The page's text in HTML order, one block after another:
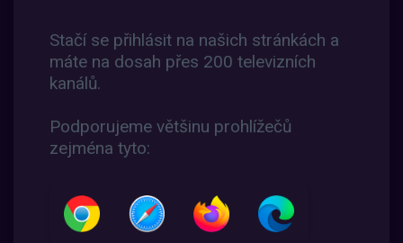
Stačí se přihlásit na našich stránkách a
máte na dosah přes 200 televizních
kanálů.
Podporujeme většinu prohlížečů
zejména tyto: